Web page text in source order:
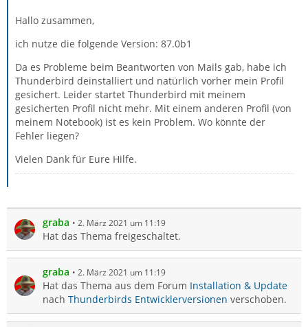
Hallo zusammen,
ich nutze die folgende Version: 87.0b1
Da es Probleme beim Beantworten von Mails gab, habe ich
Thunderbird deinstalliert und natürlich vorher mein Profil
gesichert. Leider startet Thunderbird mit meinem
gesicherten Profil nicht mehr. Mit einem anderen Profil (von
meinem Notebook) ist es kein Problem. Wo könnte der
Fehler liegen?
Vielen Dank für Eure Hilfe.
graba 2. März 2021 um 11:19
Hat das Thema freigeschaltet.
graba 2. März 2021 um 11:19
Hat das Thema aus dem Forum Installation & Update
nach Thunderbirds Entwicklerversionen verschoben.